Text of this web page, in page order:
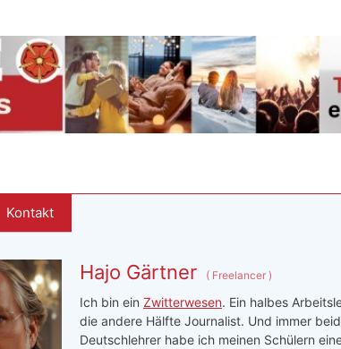
Kontakt
Hajo Gärtner ( Freelancer )
Ich bin ein Zwitterwesen. Ein halbes
die andere Hälfte Journalist. Und immer
Deutschlehrer habe ich meinen Schülern